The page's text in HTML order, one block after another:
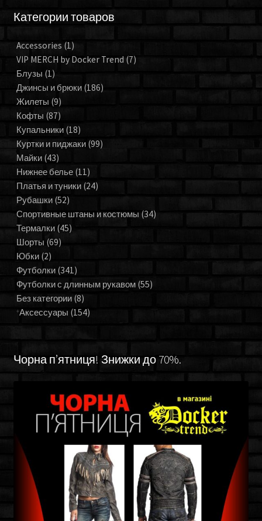
Категории товаров
Accessories (1)
VIP MERCH by Docker Trend (7)
Блузы (1)
Джинсы и брюки (186)
Жилеты (9)
Кофты (87)
Купальники (18)
Куртки и пиджаки (99)
Майки (43)
Нижнее белье (11)
Платья и туники (24)
Рубашки (52)
Спортивные штаны и костюмы (34)
Термалки (45)
Шорты (69)
Юбки (2)
Футболки (341)
Футболки с длинным рукавом (55)
Без категории (8)
Аксессуары (154)
Чорна п’ятниця! Знижки до 70%.